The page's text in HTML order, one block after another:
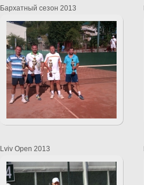
Бархатный сезон 2013
Lviv Open 2013